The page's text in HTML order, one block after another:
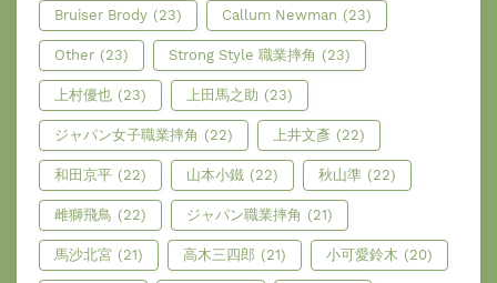
Bruiser Brody (23) Callum Newman (23)
Other (23) Strong Style 職業摔角 (23)
上村優也 (23) 上田馬之助 (23)
ジャパン女子職業摔角 (22) 上井文彥 (22)
和田京平 (22) 山本小鐵 (22) 秋山準 (22)
雌獅飛鳥 (22) ジャパン職業摔角 (21)
馬沙北宮 (21) 高木三四郎 (21) 小可愛鈴木 (20)